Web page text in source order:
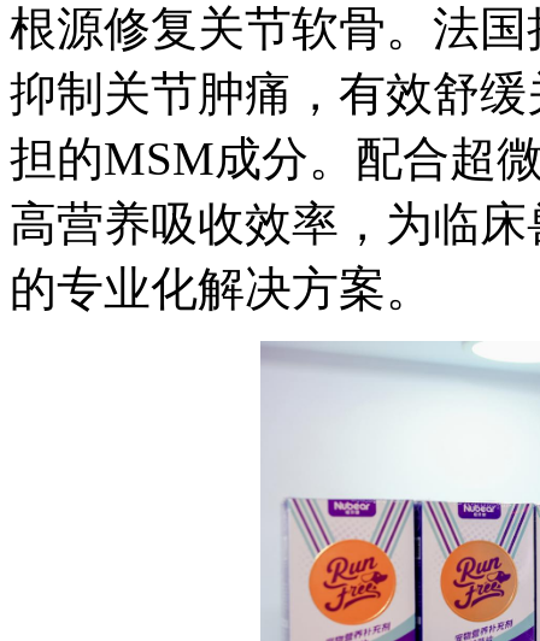
根源修复关节软骨。法
抑制关节肿痛，有效舒
担的MSM成分。配合超
高营养吸收效率，为临
的专业化解决方案。